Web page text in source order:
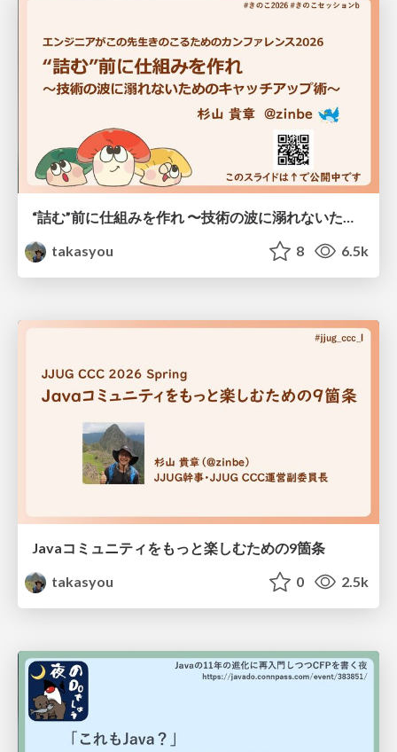
“詰む”前に仕組みを作れ 〜技術の波に溺れないためのキャッチアップ術〜
takasyou
8 6.5k
Javaコミュニティをもっと楽しむための9箇条
takasyou
0 2.5k